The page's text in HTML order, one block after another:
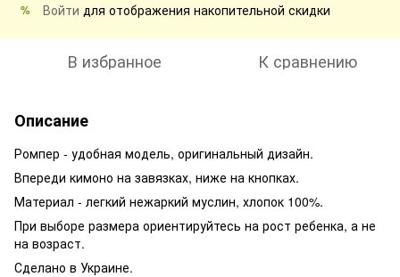
% Войти для отображения накопительной скидки
В избранное К сравнению
Описание
Ромпер - удобная модель, оригинальный дизайн.
Впереди кимоно на завязках, ниже на кнопках.
Материал - легкий нежаркий муслин, хлопок 100%.
При выборе размера ориентируйтесь на рост ребенка, а не
на возраст.
Сделано в Украине.